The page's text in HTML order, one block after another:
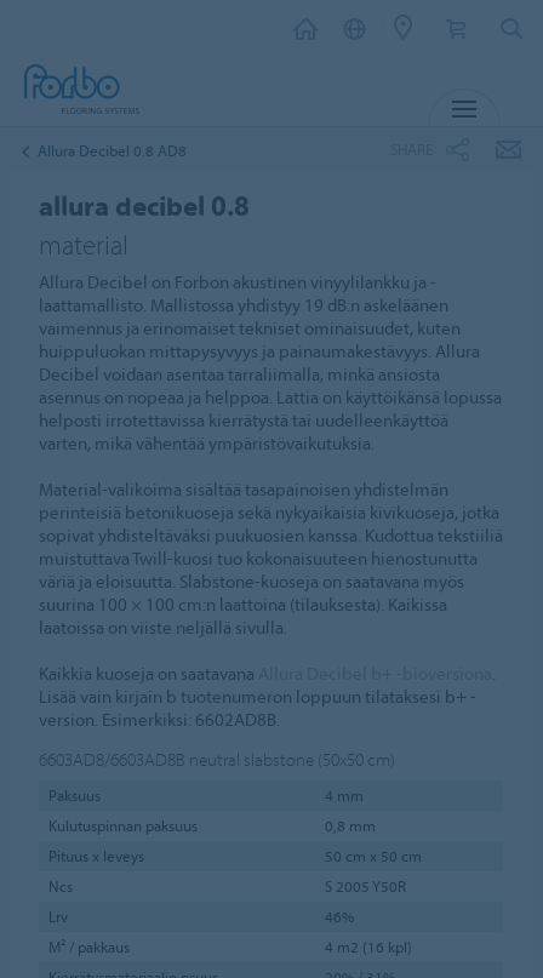
Allura Decibel 0.8 AD8
allura decibel 0.8
material
Allura Decibel on Forbon akustinen vinyylilankku ja -
laattamallisto. Mallistossa yhdistyy 19 dB:n askeläänen
vaimennus ja erinomaiset tekniset ominaisuudet, kuten
huippuluokan mittapysyvyys ja painaumakestävyys. Allura
Decibel voidaan asentaa tarraliimalla, minkä ansiosta
asennus on nopeaa ja helppoa. Lattia on käyttöikänsä lopussa
helposti irrotettavissa kierrätystä tai uudelleenkäyttöä
varten, mikä vähentää ympäristövaikutuksia.
Material-valikoima sisältää tasapainoisen yhdistelmän
perinteisiä betonikuoseja sekä nykyaikaisia kivikuoseja, jotka
sopivat yhdisteltäväksi puukuosien kanssa. Kudottua tekstiiliä
muistuttava Twill-kuosi tuo kokonaisuuteen hienostunutta
väriä ja eloisuutta. Slabstone-kuoseja on saatavana myös
suurina 100 × 100 cm:n laattoina (tilauksesta). Kaikissa
laatoissa on viiste neljällä sivulla.
Kaikkia kuoseja on saatavana
.
Lisää vain kirjain b tuotenumeron loppuun tilataksesi b+ -
version. Esimerkiksi: 6602AD8B.
6603AD8/6603AD8B neutral slabstone (50x50 cm)
Paksuus
4 mm
Kulutuspinnan paksuus
0,8 mm
Pituus x leveys
50 cm x 50 cm
Ncs
S 2005 Y50R
Lrv
46%
M² / pakkaus
4 m2 (16 kpl)